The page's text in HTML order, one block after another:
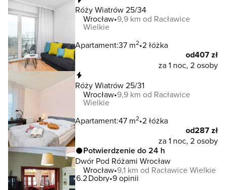
Róży Wiatrów 25/34
Wrocław 9,9 km od Racławice
Wielkie
Apartament:37 m2 2 łóżka
od407 zł
za 1 noc, 2 osoby
Róży Wiatrów 25/31
Wrocław 9,9 km od Racławice
Wielkie
Apartament:47 m2 2 łóżka
od287 zł
za 1 noc, 2 osoby
Potwierdzenie do 24 h
Dwór Pod Różami Wrocław
Wrocław 9,1 km od Racławice Wielkie
6.2Dobry 9 opinii